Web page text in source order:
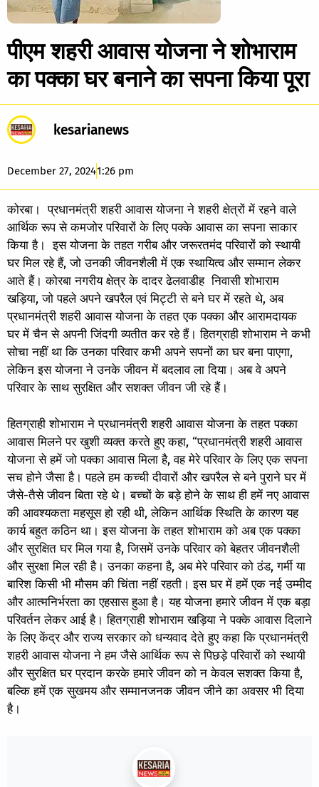
पीएम शहरी आवास योजना ने शोभाराम
का पक्का घर बनाने का सपना किया पूरा
kesarianews
December 27, 20241:26 pm
कोरबा। प्रधानमंत्री शहरी आवास योजना ने शहरी क्षेत्रों में रहने वाले
आर्थिक रूप से कमजोर परिवारों के लिए पक्के आवास का सपना साकार
किया है। इस योजना के तहत गरीब और जरूरतमंद परिवारों को स्थायी
घर मिल रहे हैं, जो उनकी जीवनशैली में एक स्थायित्व और सम्मान लेकर
आते हैं। कोरबा नगरीय क्षेत्र के दादर ढेलवाडीह निवासी शोभाराम
खड़िया, जो पहले अपने खपरैल एवं मिट्टी से बने घर में रहते थे, अब
प्रधानमंत्री शहरी आवास योजना के तहत एक पक्का और आरामदायक
घर में चैन से अपनी जिंदगी व्यतीत कर रहे हैं। हितग्राही शोभाराम ने कभी
सोचा नहीं था कि उनका परिवार कभी अपने सपनों का घर बना पाएगा,
लेकिन इस योजना ने उनके जीवन में बदलाव ला दिया। अब वे अपने
परिवार के साथ सुरक्षित और सशक्त जीवन जी रहे हैं।
हितग्राही शोभाराम ने प्रधानमंत्री शहरी आवास योजना के तहत पक्का
आवास मिलने पर खुशी व्यक्त करते हुए कहा, “प्रधानमंत्री शहरी आवास
योजना से हमें जो पक्का आवास मिला है, वह मेरे परिवार के लिए एक सपना
सच होने जैसा है। पहले हम कच्ची दीवारों और खपरैल से बने पुराने घर में
जैसे-तैसे जीवन बिता रहे थे। बच्चों के बड़े होने के साथ ही हमें नए आवास
की आवश्यकता महसूस हो रही थी, लेकिन आर्थिक स्थिति के कारण यह
कार्य बहुत कठिन था। इस योजना के तहत शोभाराम को अब एक पक्का
और सुरक्षित घर मिल गया है, जिसमें उनके परिवार को बेहतर जीवनशैली
और सुरक्षा मिल रही है। उनका कहना है, अब मेरे परिवार को ठंड, गर्मी या
बारिश किसी भी मौसम की चिंता नहीं रहती। इस घर में हमें एक नई उम्मीद
और आत्मनिर्भरता का एहसास हुआ है। यह योजना हमारे जीवन में एक बड़ा
परिवर्तन लेकर आई है। हितग्राही शोभाराम खड़िया ने पक्के आवास दिलाने
के लिए केंद्र और राज्य सरकार को धन्यवाद देते हुए कहा कि प्रधानमंत्री
शहरी आवास योजना ने हम जैसे आर्थिक रूप से पिछड़े परिवारों को स्थायी
और सुरक्षित घर प्रदान करके हमारे जीवन को न केवल सशक्त किया है,
बल्कि हमें एक सुखमय और सम्मानजनक जीवन जीने का अवसर भी दिया
है।